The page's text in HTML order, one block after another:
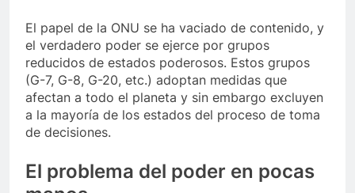
El papel de la ONU se ha vaciado de contenido, y
el verdadero poder se ejerce por grupos
reducidos de estados poderosos. Estos grupos
(G-7, G-8, G-20, etc.) adoptan medidas que
afectan a todo el planeta y sin embargo excluyen
a la mayoría de los estados del proceso de toma
de decisiones.
El problema del poder en pocas